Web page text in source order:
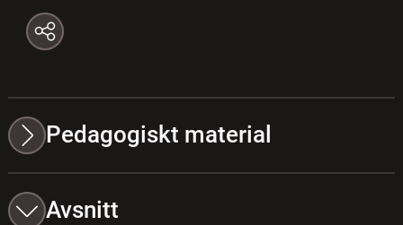
Pedagogiskt material
Avsnitt